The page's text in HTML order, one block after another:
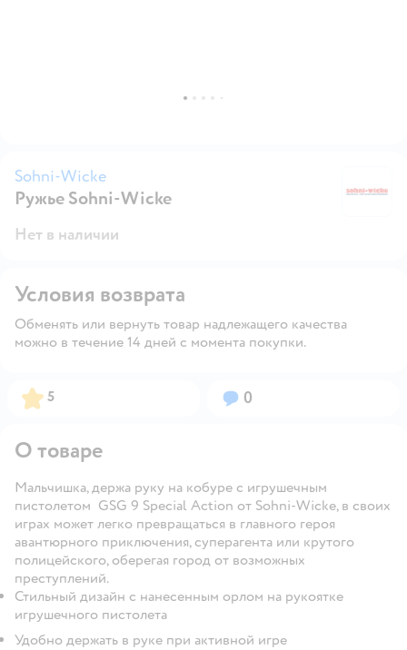
Sohni-Wicke
Ружье Sohni-Wicke
Нет в наличии
Условия возврата
Обменять или вернуть товар надлежащего качества
можно в течение 14 дней с момента покупки.
Рейтинг:
5 Вопросов:
0
О товаре
Мальчишка, держа руку на кобуре с игрушечным
пистолетом GSG 9 Special Action от Sohni-Wicke, в своих
играх может легко превращаться в главного героя
авантюрного приключения, суперагента или крутого
полицейского, оберегая город от возможных
преступлений.
Стильный дизайн с нанесенным орлом на рукоятке
игрушечного пистолета
Удобно держать в руке при активной игре